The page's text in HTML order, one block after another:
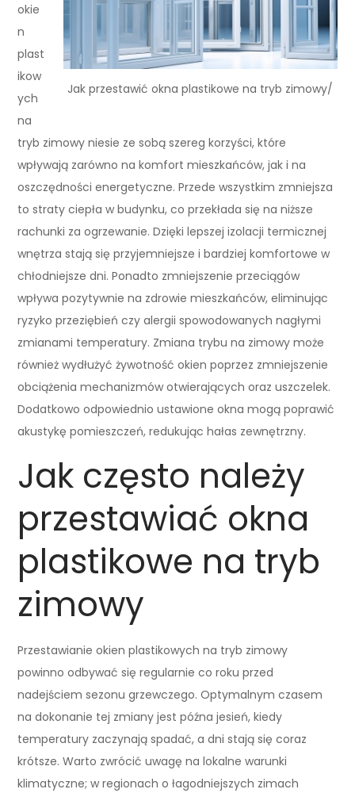
Jak przestawić okna plastikowe na tryb zimowy/
okie
n
plast
ikow
ych
na
tryb zimowy niesie ze sobą szereg korzyści, które
wpływają zarówno na komfort mieszkańców, jak i na
oszczędności energetyczne. Przede wszystkim zmniejsza
to straty ciepła w budynku, co przekłada się na niższe
rachunki za ogrzewanie. Dzięki lepszej izolacji termicznej
wnętrza stają się przyjemniejsze i bardziej komfortowe w
chłodniejsze dni. Ponadto zmniejszenie przeciągów
wpływa pozytywnie na zdrowie mieszkańców, eliminując
ryzyko przeziębień czy alergii spowodowanych nagłymi
zmianami temperatury. Zmiana trybu na zimowy może
również wydłużyć żywotność okien poprzez zmniejszenie
obciążenia mechanizmów otwierających oraz uszczelek.
Dodatkowo odpowiednio ustawione okna mogą poprawić
akustykę pomieszczeń, redukując hałas zewnętrzny.
Jak często należy
przestawiać okna
plastikowe na tryb
zimowy
Przestawianie okien plastikowych na tryb zimowy
powinno odbywać się regularnie co roku przed
nadejściem sezonu grzewczego. Optymalnym czasem
na dokonanie tej zmiany jest późna jesień, kiedy
temperatury zaczynają spadać, a dni stają się coraz
krótsze. Warto zwrócić uwagę na lokalne warunki
klimatyczne; w regionach o łagodniejszych zimach